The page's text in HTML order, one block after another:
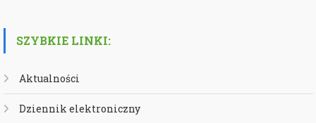
SZYBKIE LINKI:
Aktualności
Dziennik elektroniczny